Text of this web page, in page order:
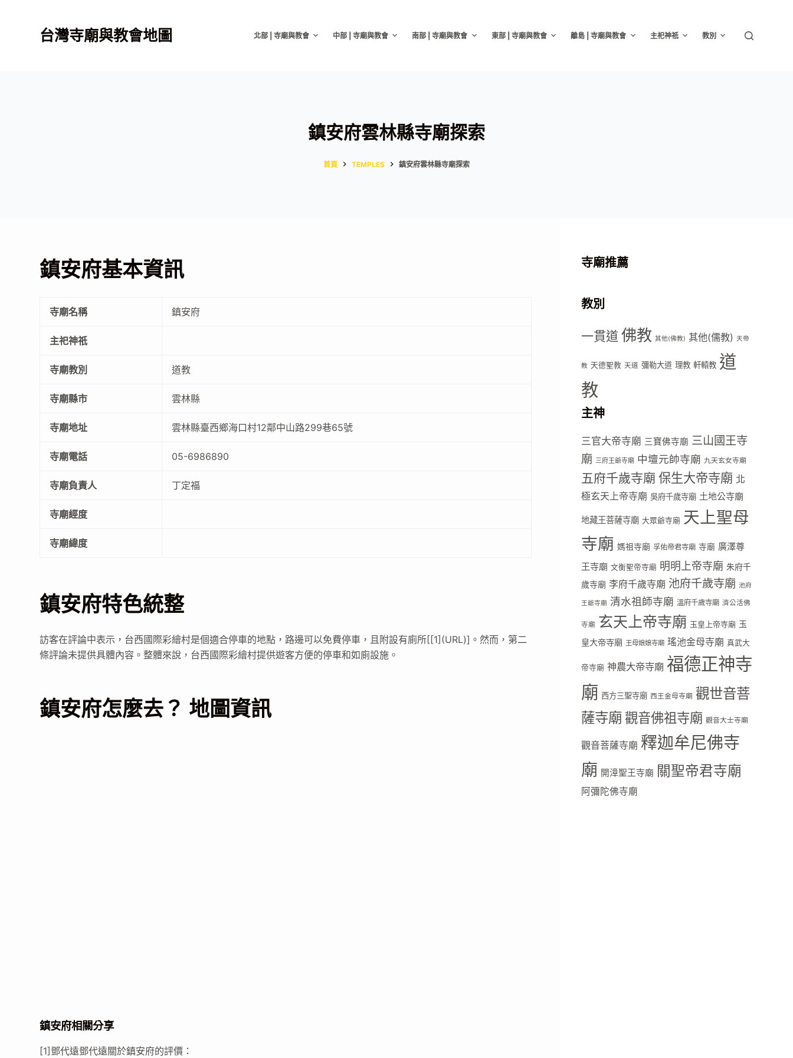
台灣寺廟與教會地圖 北部 | 寺廟與教會 中部 | 寺廟與教會 南部 | 寺廟與教會 東部 | 寺廟與教會 離島 | 寺廟與教會 主祀神祇 教別
鎮安府雲林縣寺廟探索
首頁 TEMPLES 鎮安府雲林縣寺廟探索
鎮安府基本資訊
寺廟名稱 鎮安府
主祀神祇
寺廟教別 道教
寺廟縣市 雲林縣
寺廟地址 雲林縣臺西鄉海口村12鄰中山路299巷65號
寺廟電話 05-6986890
寺廟負責人 丁定福
寺廟經度
寺廟緯度
鎮安府特色統整
訪客在評論中表示，台西國際彩繪村是個適合停車的地點，路邊可以免費停車，且附設有廁所[[1](URL)]。然而，第二
條評論未提供具體內容。整體來說，台西國際彩繪村提供遊客方便的停車和如廁設施。
鎮安府怎麼去？ 地圖資訊
鎮安府相關分享
[1]鄧代遠鄧代遠關於鎮安府的評價：
寺廟推薦
教別
一貫道 佛教 其他(佛教) 其他(儒教) 天帝
教 天德聖教 天道 彌勒大道 理教 軒轅教 道
教
主神
三官大帝寺廟 三寶佛寺廟 三山國王寺
廟 三府王爺寺廟 中壇元帥寺廟 九天玄女寺廟
五府千歲寺廟 保生大帝寺廟 北
極玄天上帝寺廟 吳府千歲寺廟 土地公寺廟
地藏王菩薩寺廟 大眾爺寺廟 天上聖母
寺廟 媽祖寺廟 孚佑帝君寺廟 寺廟 廣澤尊
王寺廟 文衡聖帝寺廟 明明上帝寺廟 朱府千
歲寺廟 李府千歲寺廟 池府千歲寺廟 池府
王爺寺廟 清水祖師寺廟 溫府千歲寺廟 濟公活佛
寺廟 玄天上帝寺廟 玉皇上帝寺廟 玉
皇大帝寺廟 王母娘娘寺廟 瑤池金母寺廟 真武大
帝寺廟 神農大帝寺廟 福德正神寺
廟 西方三聖寺廟 西王金母寺廟 觀世音菩
薩寺廟觀音佛祖寺廟 觀音大士寺廟
觀音菩薩寺廟 釋迦牟尼佛寺
廟 開漳聖王寺廟 關聖帝君寺廟
阿彌陀佛寺廟